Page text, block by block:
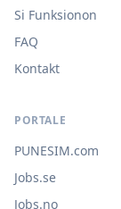
Si Funksionon
FAQ
Kontakt
PORTALE
PUNESIM.com
Jobs.se
Jobs.no